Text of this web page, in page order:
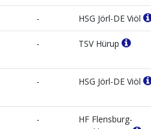
- HSG Jörl-DE Viöl
- TSV Hürup
- HSG Jörl-DE Viöl
-
HF Flensburg-